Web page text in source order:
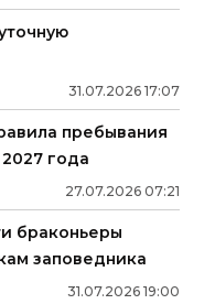
31.07.2026 17:07
пребывания
года
27.07.2026 07:21
браконьеры
заповедника
31.07.2026 19:00